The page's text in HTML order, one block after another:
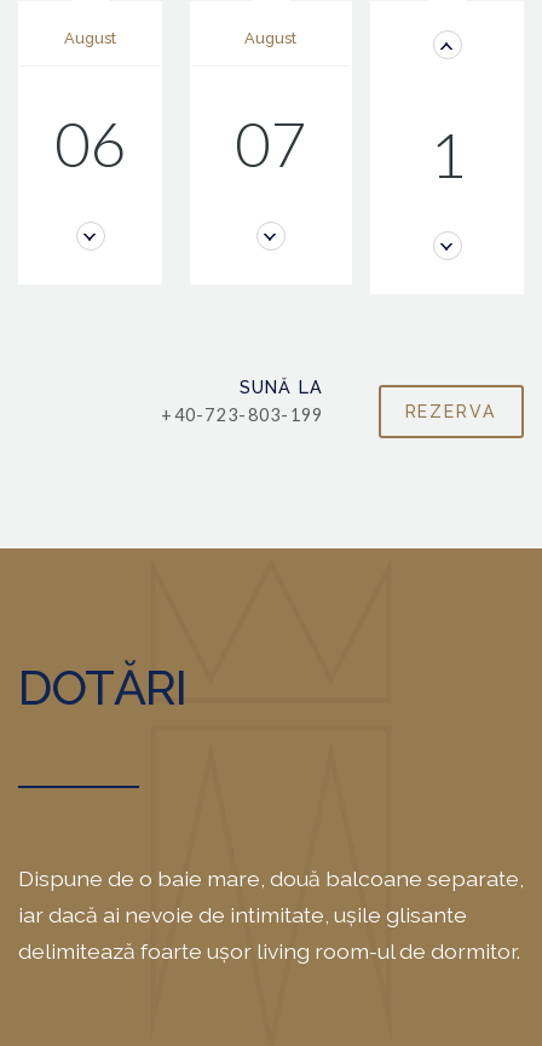
August
06
August
07 1
SUNĂ LA
+40-723-803-199
DOTĂRI
Dispune de o baie mare, două balcoane separate,
iar dacă ai nevoie de intimitate, ușile glisante
delimitează foarte ușor living room-ul de dormitor.